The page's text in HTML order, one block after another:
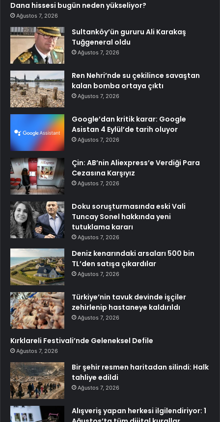
Dana hissesi bugün neden yükseliyor?
Ağustos 7, 2026
Sultanköy’ün gururu Ali Karakaş
Tuğgeneral oldu
Ağustos 7, 2026
Ren Nehri’nde su çekilince savaştan
kalan bomba ortaya çıktı
Ağustos 7, 2026
Google’dan kritik karar: Google
Asistan 4 Eylül’de tarih oluyor
Ağustos 7, 2026
Çin: AB’nin Aliexpress’e Verdiği Para
Cezasına Karşıyız
Ağustos 7, 2026
Doku soruşturmasında eski Vali
Tuncay Sonel hakkında yeni
tutuklama kararı
Ağustos 7, 2026
Deniz kenarındaki arsaları 500 bin
TL’den satışa çıkardılar
Ağustos 7, 2026
Türkiye’nin tavuk devinde işçiler
zehirlenip hastaneye kaldırıldı
Ağustos 7, 2026
Kırklareli Festivali’nde Geleneksel Defile
Ağustos 7, 2026
Bir şehir resmen haritadan silindi: Halk
tahliye edildi
Ağustos 7, 2026
Alışveriş yapan herkesi ilgilendiriyor: 1